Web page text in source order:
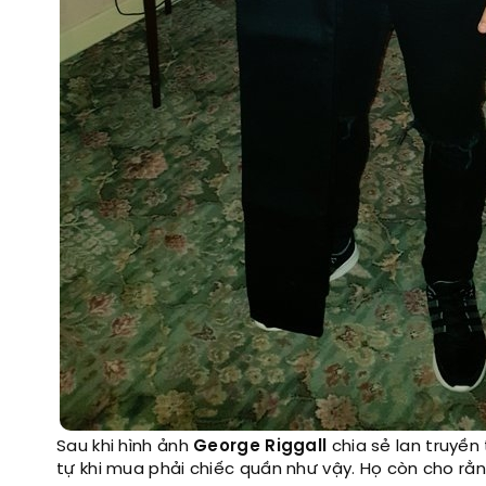
Sau khi hình ảnh George Riggall
chia sẻ lan
tự khi mua phải chiếc quần như vậy. Họ còn cho